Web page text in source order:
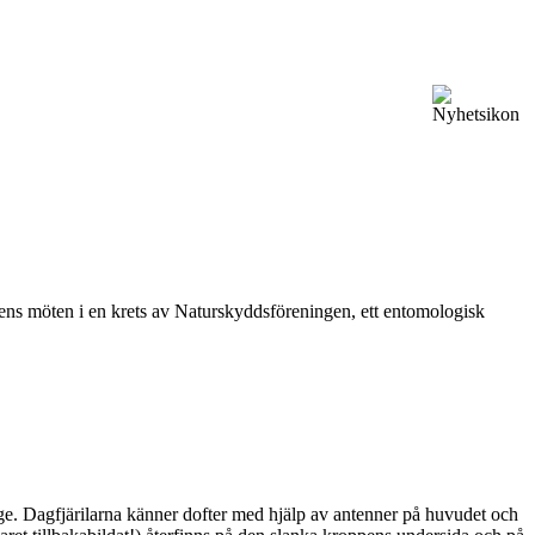
möten i en krets av Naturskyddsföreningen, ett entomologisk
Dagfjärilarna känner dofter med hjälp av antenner på huvudet och